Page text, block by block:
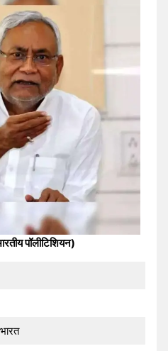
पॉलीटिशियन)